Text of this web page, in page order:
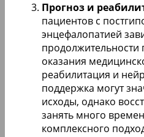
Прогноз и
пациентов с
энцефалопатией
продолжительности
оказания
реабилитация и
поддержка могут
исходы, однако
занять много
комплексного